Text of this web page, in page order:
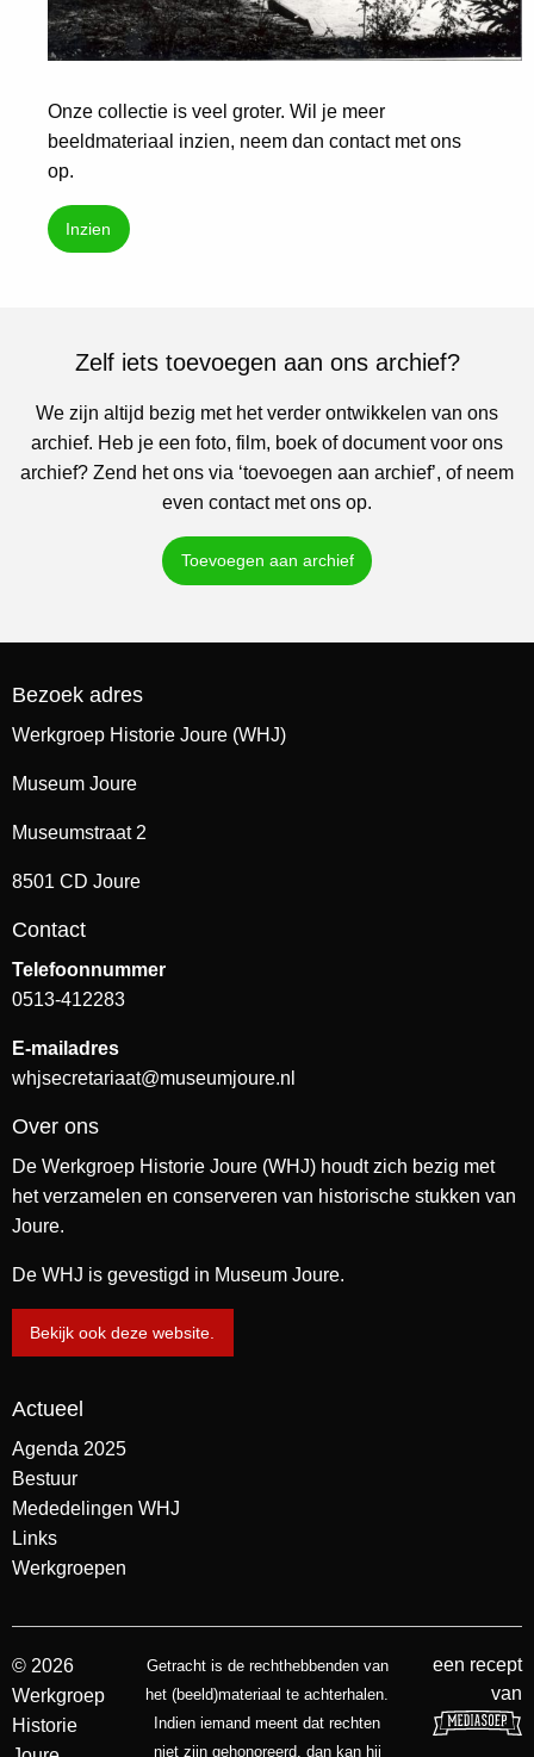
Onze collectie is veel groter. Wil je meer
beeldmateriaal inzien, neem dan contact met ons
op.
Inzien
Zelf iets toevoegen aan ons archief?
We zijn altijd bezig met het verder ontwikkelen van ons
archief. Heb je een foto, film, boek of document voor ons
archief? Zend het ons via ‘toevoegen aan archief’, of neem
even contact met ons op.
Toevoegen aan archief
Bezoek adres
Werkgroep Historie Joure (WHJ)
Museum Joure
Museumstraat 2
8501 CD Joure
Contact
Telefoonnummer
0513-412283
E-mailadres
whjsecretariaat@museumjoure.nl
Over ons
De Werkgroep Historie Joure (WHJ) houdt zich bezig met
het verzamelen en conserveren van historische stukken van
Joure.
De WHJ is gevestigd in Museum Joure.
Bekijk ook deze website.
Actueel
Agenda 2025
Bestuur
Mededelingen WHJ
Links
Werkgroepen
© 2026
Werkgroep
Historie
Getracht is de rechthebbenden van
het (beeld)materiaal te achterhalen.
Indien iemand meent dat rechten
niet zijn gehonoreerd, dan kan hij
een recept
van